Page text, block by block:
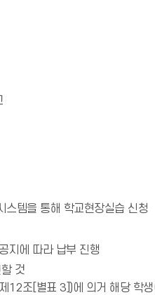
스템을 통해 학교현장실습 신청
지에 따라 납부 진행
것
12조[별표 3])에 의거 해당 학